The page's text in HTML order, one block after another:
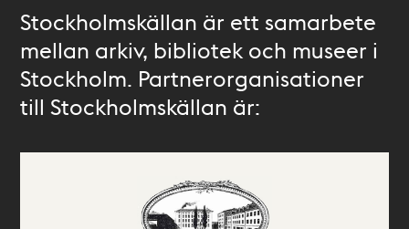
Stockholmskällan är ett samarbete
mellan arkiv, bibliotek och museer i
Stockholm. Partnerorganisationer
till Stockholmskällan är: